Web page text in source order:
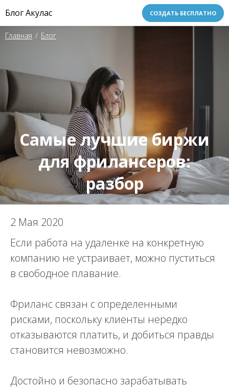
Блог Акулас СОЗДАТЬ БЕСПЛАТНО
Главная / Блог
Самые лучшие биржи
для фрилансеров:
разбор
2 Мая 2020
Если работа на удаленке на конкретную
компанию не устраивает, можно пуститься
в свободное плавание.
Фриланс связан с определенными
рисками, поскольку клиенты нередко
отказываются платить, и добиться правды
становится невозможно.
Достойно и безопасно зарабатывать